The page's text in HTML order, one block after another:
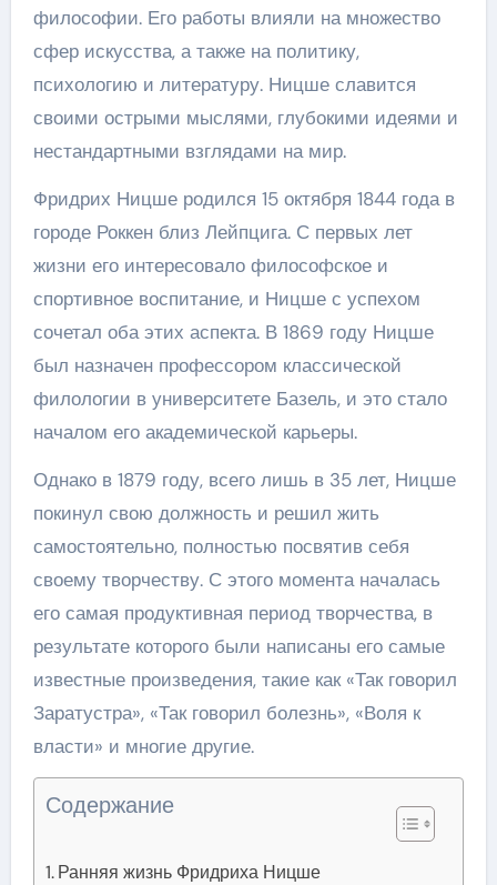
философии. Его работы влияли на множество
сфер искусства, а также на политику,
психологию и литературу. Ницше славится
своими острыми мыслями, глубокими идеями и
нестандартными взглядами на мир.
Фридрих Ницше родился 15 октября 1844 года в
городе Роккен близ Лейпцига. С первых лет
жизни его интересовало философское и
спортивное воспитание, и Ницше с успехом
сочетал оба этих аспекта. В 1869 году Ницше
был назначен профессором классической
филологии в университете Базель, и это стало
началом его академической карьеры.
Однако в 1879 году, всего лишь в 35 лет, Ницше
покинул свою должность и решил жить
самостоятельно, полностью посвятив себя
своему творчеству. С этого момента началась
его самая продуктивная период творчества, в
результате которого были написаны его самые
известные произведения, такие как «Так говорил
Заратустра», «Так говорил болезнь», «Воля к
власти» и многие другие.
Содержание
Ранняя жизнь Фридриха Ницше